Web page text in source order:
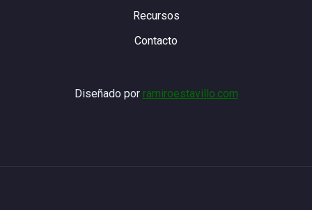
Recursos
Contacto
Diseñado por ramiroestavillo.com